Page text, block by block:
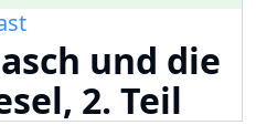
und die
2. Teil